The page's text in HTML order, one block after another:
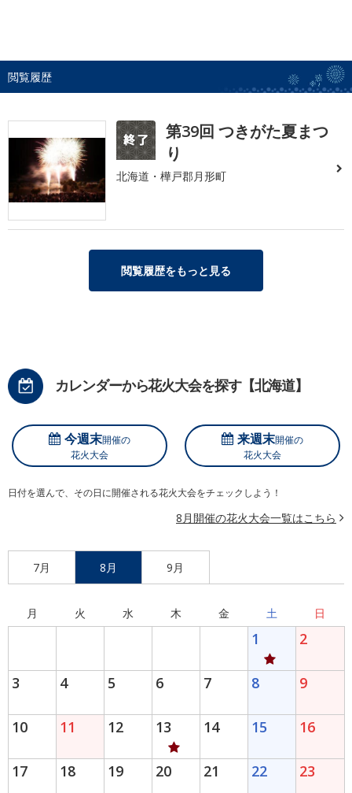
閲覧履歴
第39回 つきがた夏まつ
り
北海道・樺戸郡月形町
閲覧履歴をもっと見る
カレンダーから花火大会を探す【北海道】
今週末開催の
花火大会
来週末開催の
花火大会
日付を選んで、その日に開催される花火大会をチェックしよう！
8月開催の花火大会一覧はこちら
7月 8月 9月
月 火 水 木 金 土 日
1 2
3 4 5 6 7 8 9
10 11 12 13 14 15 16
17 18 19 20 21 22 23